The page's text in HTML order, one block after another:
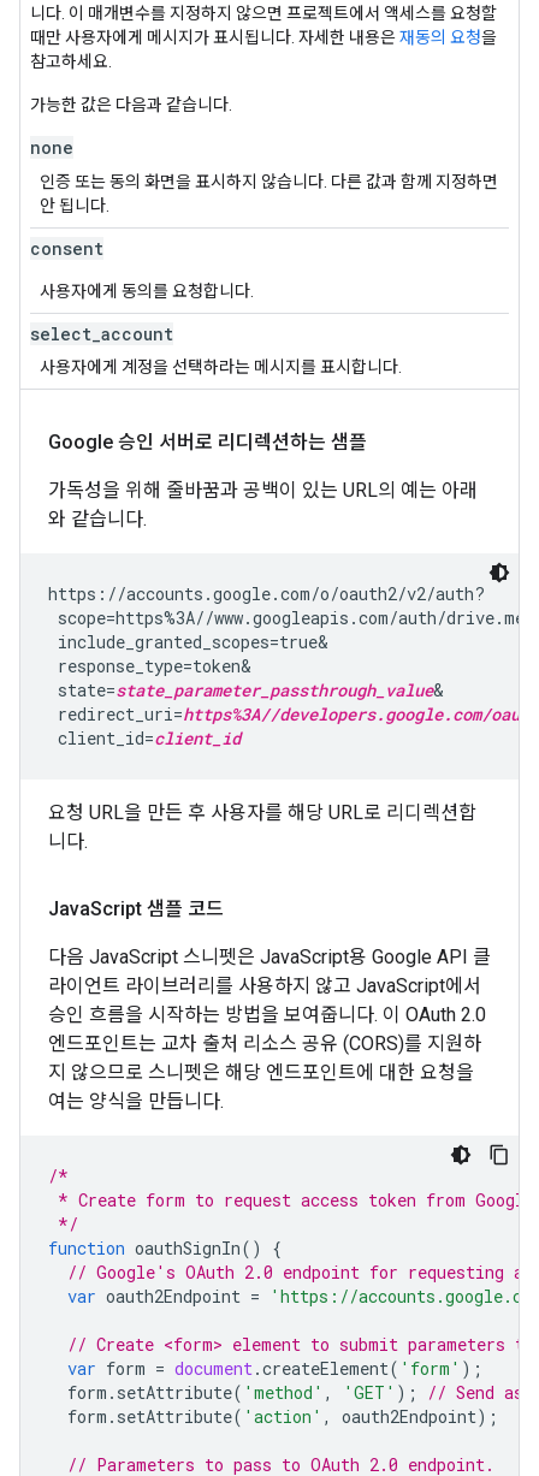
니다. 이 매개변수를 지정하지 않으면 프로젝트에서 액세스를 요청할
때만 사용자에게 메시지가 표시됩니다. 자세한 내용은재동의 요청을
참고하세요.
가능한 값은 다음과 같습니다.
none
인증 또는 동의 화면을 표시하지 않습니다. 다른 값과 함께 지정하면
안 됩니다.
consent
사용자에게 동의를 요청합니다.
select account
사용자에게 계정을 선택하라는 메시지를 표시합니다.
Google 승인 서버로 리디렉션하는 샘플
가독성을 위해 줄바꿈과 공백이 있는 URL의 예는 아래
와 같습니다.
https://accounts.google.com/o/oauth2/v2/auth?
scope=https%3A//www.googleapis.com/auth/
include_granted_scopes=true&
response_type=token&
state=state_parameter_passthrough_value&
redirect_uri=https%3A//developers.google.com/
client_id=client_id
요청 URL을 만든 후 사용자를 해당 URL로 리디렉션합
니다.
JavaScript 샘플 코드
다음 JavaScript 스니펫은 JavaScript용 Google API 클
라이언트 라이브러리를 사용하지 않고 JavaScript에서
승인 흐름을 시작하는 방법을 보여줍니다. 이 OAuth 2.0
엔드포인트는 교차 출처 리소스 공유 (CORS)를 지원하
지 않으므로 스니펫은 해당 엔드포인트에 대한 요청을
여는 양식을 만듭니다.
/*
* Create form to request access token from
*/
function oauthSignIn()
{
// Google's OAuth 2.0 endpoint for requesting an
var oauth2Endpoint = 'https://
// Create <form> element to submit parameters
var form = document.createElement( 'form' );
form . setAttribute( 'method' , 'GET' );
// Send as
form . setAttribute( 'action' , oauth2Endpoint);
// Parameters to pass to OAuth 2.0 endpoint.